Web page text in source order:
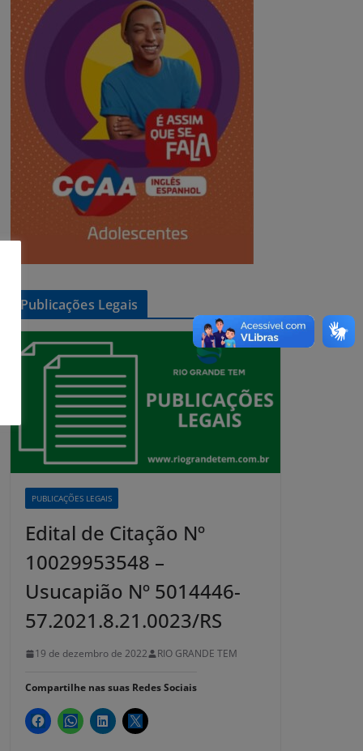
Publicações Legais
PUBLICAÇÕES LEGAIS
Edital de Citação Nº
10029953548 –
Usucapião Nº 5014446-
57.2021.8.21.0023/RS
19 de dezembro de 2022 RIO GRANDE TEM
Compartilhe nas suas Redes Sociais